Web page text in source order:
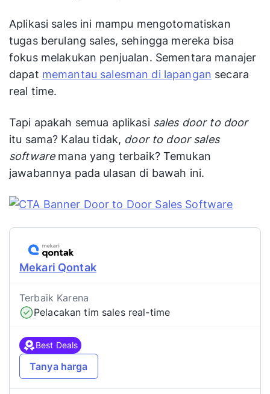
Aplikasi sales ini mampu mengotomatiskan
tugas berulang sales, sehingga mereka bisa
fokus melakukan penjualan. Sementara manajer
dapat memantau salesman di lapangan secara
real time.
Tapi apakah semua aplikasi sales door to door
itu sama? Kalau tidak, door to door sales
softwaremana yang terbaik? Temukan
jawabannya pada ulasan di bawah ini.
Mekari Qontak
Terbaik Karena
Pelacakan tim sales real-time
Best Deals
Tanya harga